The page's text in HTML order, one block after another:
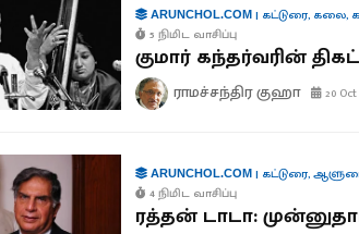
ARUNCHOL.COM| கட்டுரை, கலை,
5 நிமிட வாசிப்பு
குமார் கந்தர்வரின்
ராமச்சந்திர குஹா 20 Oct
ARUNCHOL.COM| கட்டுரை,
4 நிமிட வாசிப்பு
ரத்தன் டாடா: